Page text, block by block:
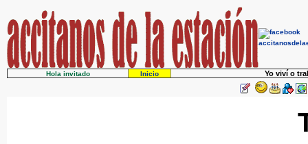
Hola invitado Inicio Yo viví o